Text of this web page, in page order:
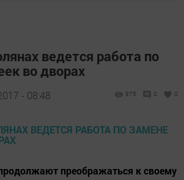
ведется работа по
во дворах
- 08:48 975 0 0
преображаться к своему